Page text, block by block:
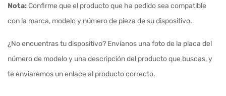
Nota:Confirme que el producto que ha pedido sea compatible
con la marca, modelo y número de pieza de su dispositivo.
¿No encuentras tu dispositivo? Envíanos una foto de la placa del
número de modelo y una descripción del producto que buscas, y
te enviaremos un enlace al producto correcto.